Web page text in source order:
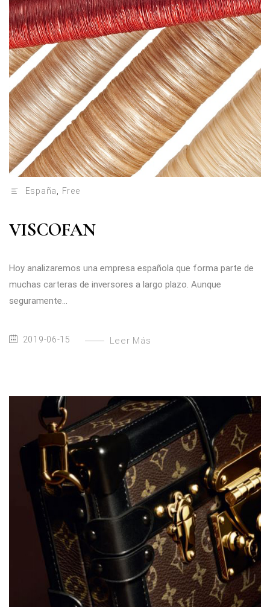
España Free
VISCOFAN
Hoy analizaremos una empresa española que forma parte de
muchas carteras de inversores a largo plazo. Aunque
seguramente...
2019-06-15 Leer Más